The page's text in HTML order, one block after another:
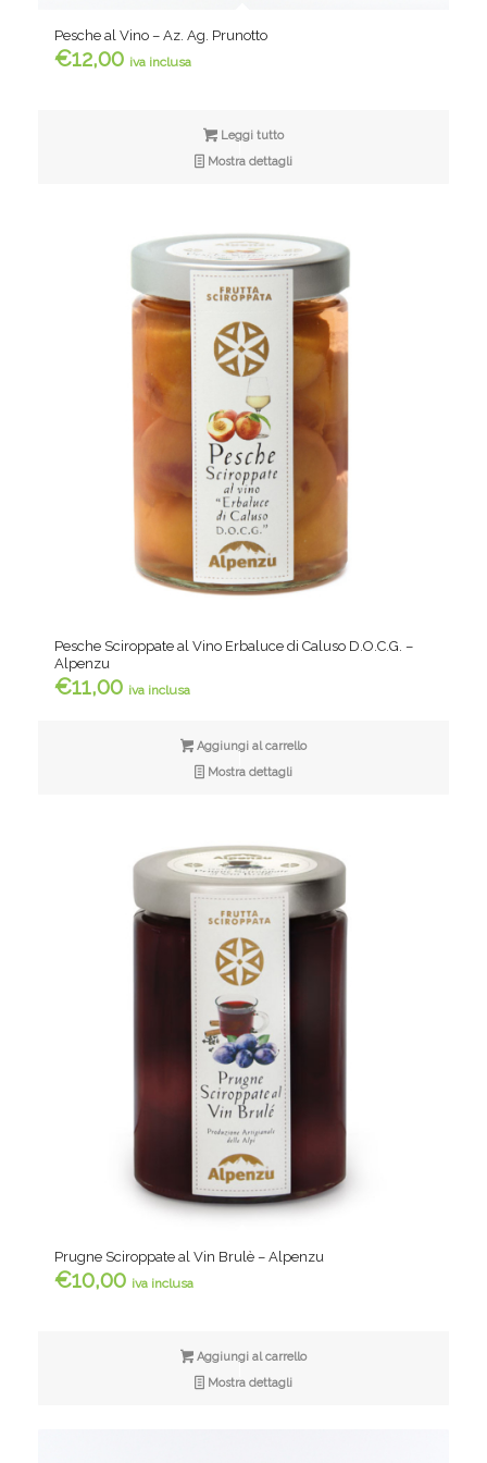
Pesche al Vino – Az. Ag. Prunotto
€12,00 iva inclusa
Leggi tutto
Mostra dettagli
Pesche Sciroppate al Vino Erbaluce di Caluso D.O.C.G. –
Alpenzu
€11,00 iva inclusa
Aggiungi al carrello
Mostra dettagli
Prugne Sciroppate al Vin Brulè – Alpenzu
€10,00 iva inclusa
Aggiungi al carrello
Mostra dettagli